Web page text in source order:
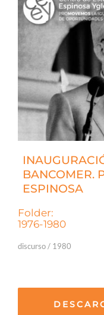
BANCOMER.
ESPINOSA
Folder:
1976-1980
discurso / 1980